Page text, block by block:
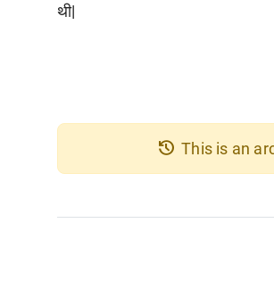
थी|
history This is an